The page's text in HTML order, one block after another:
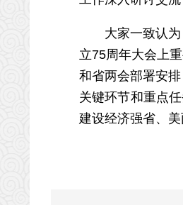
大家一致认为，
立75周年大会上
和省两会部署安
关键环节和重点
建设经济强省、